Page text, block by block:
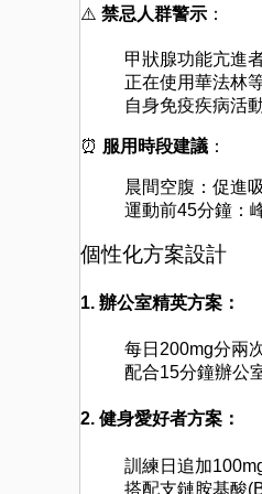
⚠️ 禁忌人群警示 ：
甲狀腺功能亢進
正在使用華法林
自身免疫疾病活
⏰ 服用時段建議 ：
晨間空腹：促進
運動前45分鐘：
個性化方案設計
1. 辦公室精英方案：
每日200mg分兩
配合15分鐘辦公
2. 健身愛好者方案：
訓練日追加
搭配支鏈胺基酸